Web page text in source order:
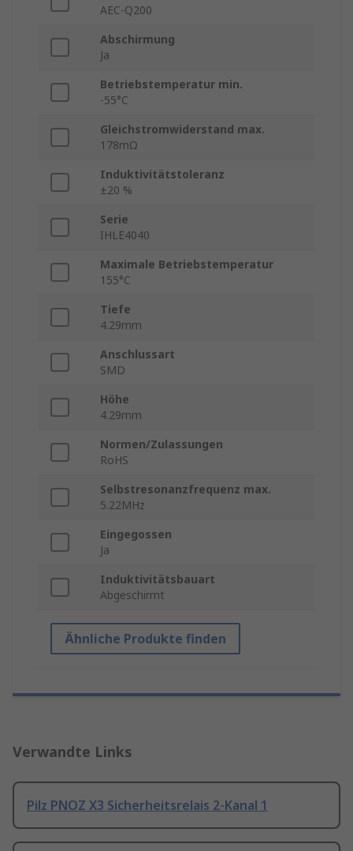
AEC-Q200
Abschirmung
Ja
Betriebstemperatur min.
-55°C
Gleichstromwiderstand max.
178mΩ
Induktivitätstoleranz
±20 %
Serie
IHLE4040
Maximale Betriebstemperatur
155°C
Tiefe
4.29mm
Anschlussart
SMD
Höhe
4.29mm
Normen/Zulassungen
RoHS
Selbstresonanzfrequenz max.
5.22MHz
Eingegossen
Ja
Induktivitätsbauart
Abgeschirmt
Ähnliche Produkte finden
Verwandte Links
Pilz PNOZ X3 Sicherheitsrelais 2-Kanal 1